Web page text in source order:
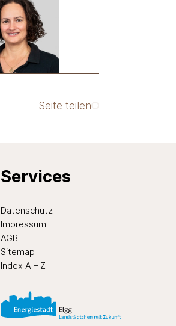
Seite teilen
Services
Datenschutz
Impressum
AGB
Sitemap
Index A – Z